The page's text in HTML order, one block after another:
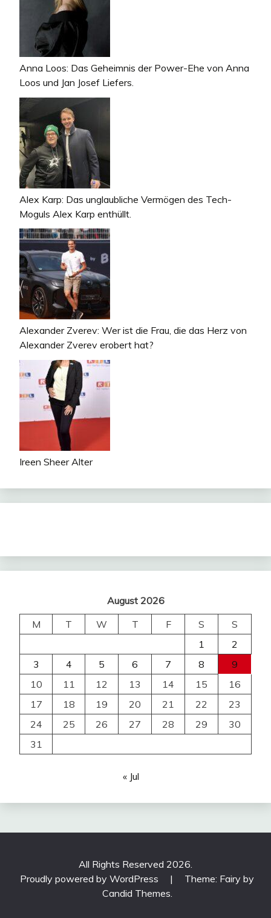
Anna Loos: Das Geheimnis der Power-Ehe von Anna
Loos und Jan Josef Liefers.
Alex Karp: Das unglaubliche Vermögen des Tech-
Moguls Alex Karp enthüllt.
Alexander Zverev: Wer ist die Frau, die das Herz von
Alexander Zverev erobert hat?
Ireen Sheer Alter
August 2026
M
T W T F S
S
1
2
3
4 5 6 7 8
9
10
11 12 13 14 15
16
17
18 19 20 21 22
23
24
25 26 27 28 29
30
31
« Jul
All Rights Reserved 2026.
Proudly powered by WordPress
|
Theme: Fairy by
Candid Themes.